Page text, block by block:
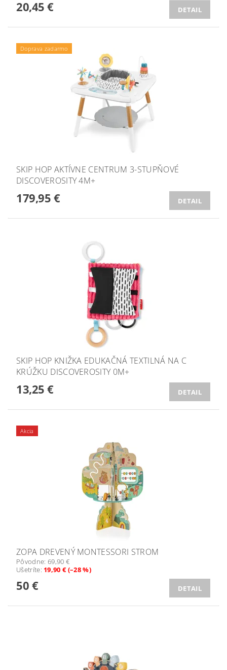
20,45 € DETAIL
Doprava zadarmo
SKIP HOP AKTÍVNE CENTRUM 3-STUPŇOVÉ
DISCOVEROSITY 4M+
179,95 € DETAIL
SKIP HOP KNIŽKA EDUKAČNÁ TEXTILNÁ NA C
KRÚŽKU DISCOVEROSITY 0M+
13,25 € DETAIL
Akcia
ZOPA DREVENÝ MONTESSORI STROM
Pôvodne: 69,90 €
Ušetríte: 19,90 € (–28 %)
50 € DETAIL